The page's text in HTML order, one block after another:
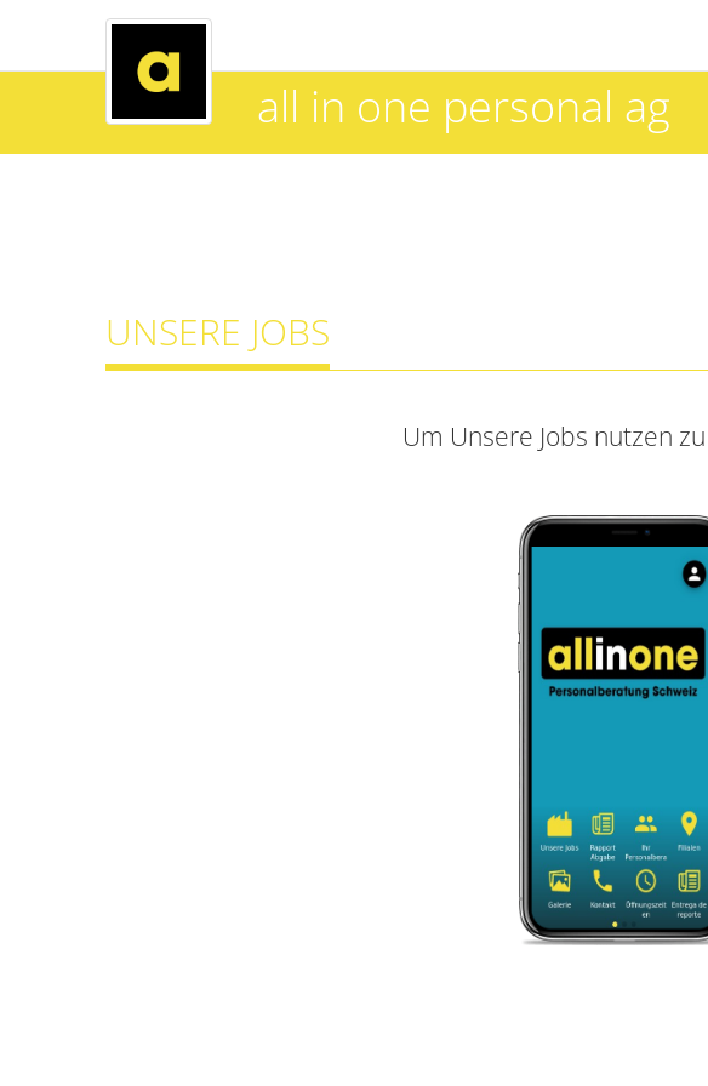
all in one personal ag
UNSERE JOBS
Um Unsere Jobs nutzen